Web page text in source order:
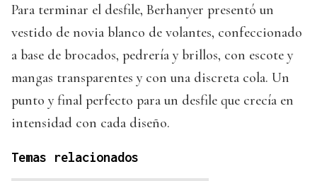
Para terminar el desfile, Berhanyer presentó un
vestido de novia blanco de volantes, confeccionado
a base de brocados, pedrería y brillos, con escote y
mangas transparentes y con una discreta cola. Un
punto y final perfecto para un desfile que crecía en
intensidad con cada diseño.
Temas relacionados